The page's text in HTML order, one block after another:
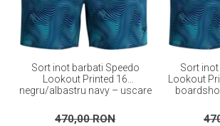
Sort inot barbati Speedo
Lookout Printed 16
negru/albastru navy – uscare
470,00 RON
Sort
Lookout